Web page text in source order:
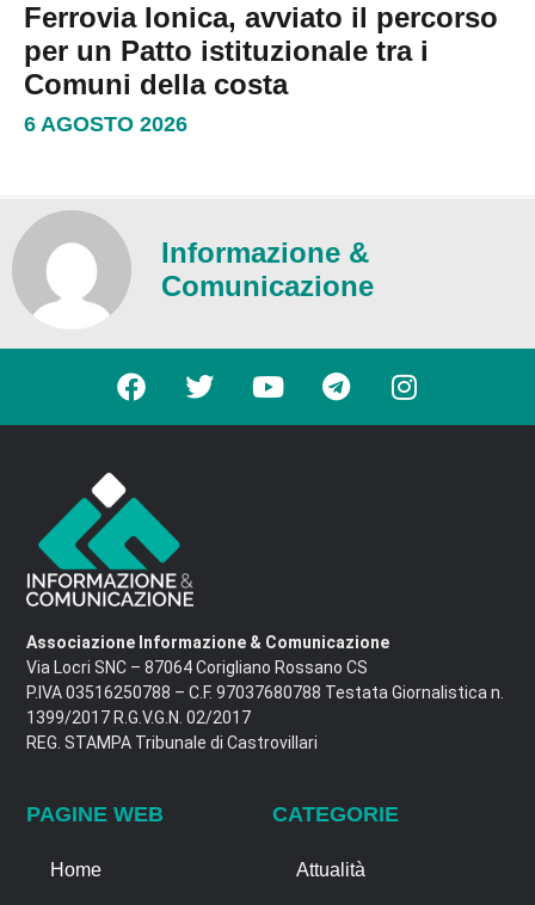
Ferrovia Ionica, avviato il percorso
per un Patto istituzionale tra i
Comuni della costa
6 AGOSTO 2026
Informazione &
Comunicazione
Associazione Informazione & Comunicazione
Via Locri SNC – 87064 Corigliano Rossano CS
P.IVA 03516250788 – C.F. 97037680788 Testata Giornalistica n.
1399/2017 R.G.V.G.N. 02/2017
REG. STAMPA Tribunale di Castrovillari
PAGINE WEB
Home
CATEGORIE
Attualità